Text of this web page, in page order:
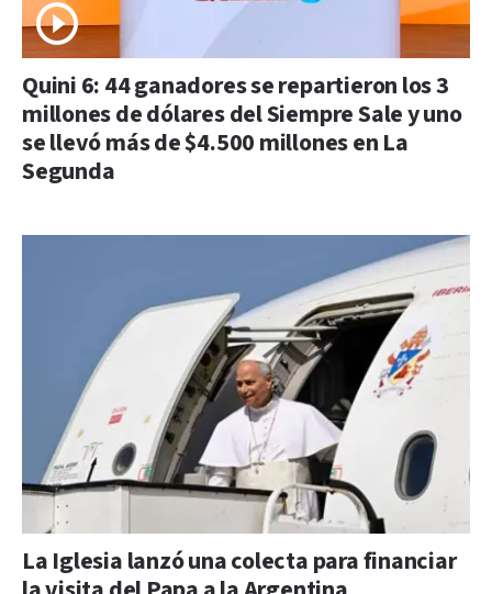
Quini 6: 44 ganadores se repartieron los 3
millones de dólares del Siempre Sale y uno
se llevó más de $4.500 millones en La
Segunda
La Iglesia lanzó una colecta para financiar